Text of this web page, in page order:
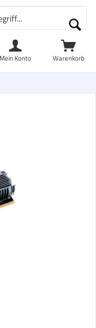
Warenkorb
Mein Konto